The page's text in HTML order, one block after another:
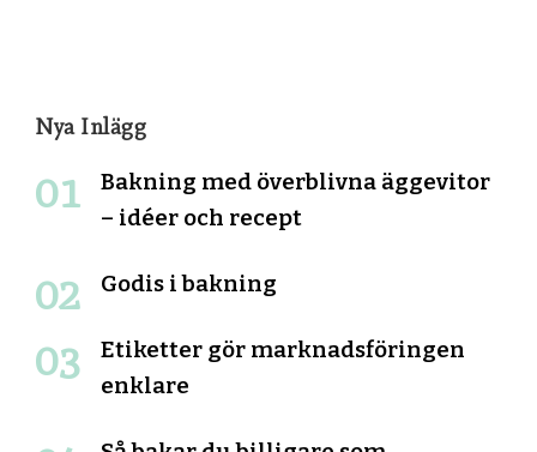
Nya Inlägg
Bakning med överblivna äggevitor
– idéer och recept
Godis i bakning
Etiketter gör marknadsföringen
enklare